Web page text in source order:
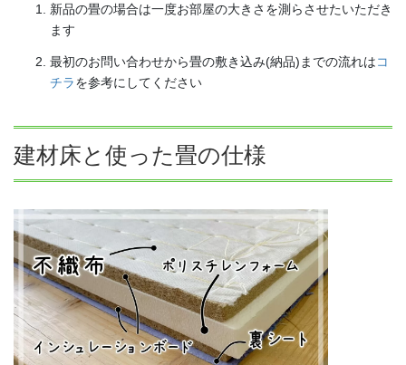
新品の畳の場合は一度お部屋の大きさを測らさせたいただき
ます
最初のお問い合わせから畳の敷き込み(納品)までの流れはコ
チラを参考にしてください
建材床と使った畳の仕様